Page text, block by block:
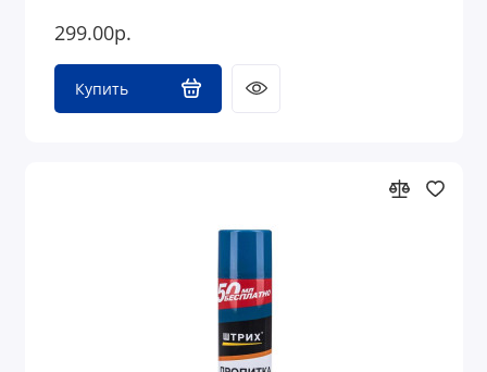
299.00р.
Купить